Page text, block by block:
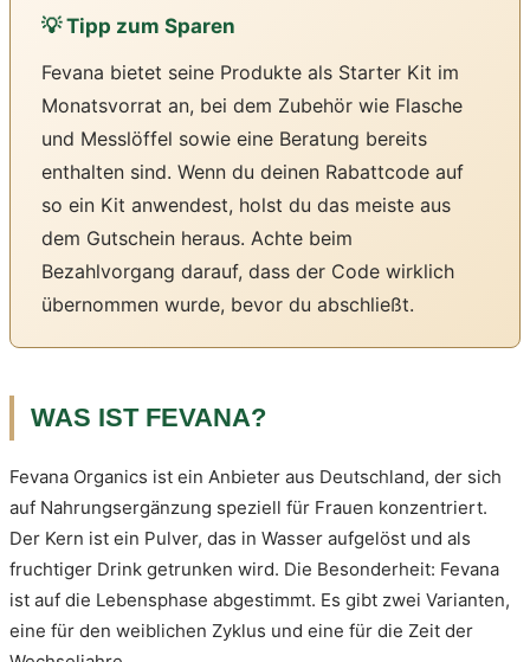
💡 Tipp zum Sparen
Fevana bietet seine Produkte als Starter Kit im
Monatsvorrat an, bei dem Zubehör wie Flasche
und Messlöffel sowie eine Beratung bereits
enthalten sind. Wenn du deinen Rabattcode auf
so ein Kit anwendest, holst du das meiste aus
dem Gutschein heraus. Achte beim
Bezahlvorgang darauf, dass der Code wirklich
übernommen wurde, bevor du abschließt.
WAS IST FEVANA?
Fevana Organics ist ein Anbieter aus Deutschland, der sich
auf Nahrungsergänzung speziell für Frauen konzentriert.
Der Kern ist ein Pulver, das in Wasser aufgelöst und als
fruchtiger Drink getrunken wird. Die Besonderheit: Fevana
ist auf die Lebensphase abgestimmt. Es gibt zwei Varianten,
eine für den weiblichen Zyklus und eine für die Zeit der